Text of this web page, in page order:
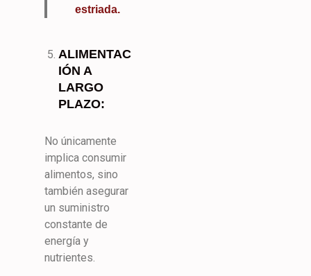
estriada.
ALIMENTAC
IÓN A
LARGO
PLAZO:
No únicamente
implica consumir
alimentos, sino
también asegurar
un suministro
constante de
energía y
nutrientes.